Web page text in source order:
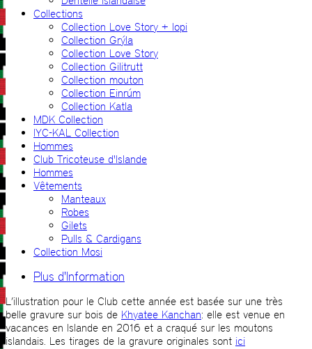
Collections
Collection Love Story + lopi
Collection Grýla
Collection Love Story
Collection Gilitrutt
Collection mouton
Collection Einrúm
Collection Katla
MDK Collection
IYC-KAL Collection
Hommes
Club Tricoteuse d'Islande
Hommes
Vêtements
Manteaux
Robes
Gilets
Pulls & Cardigans
Collection Mosi
Plus d'Information
L’illustration pour le Club cette année est basée sur une très
belle gravure sur bois de Khyatee Kanchan: elle est venue en
vacances en Islande en 2016 et a craqué sur les moutons
islandais. Les tirages de la gravure originales sont ici